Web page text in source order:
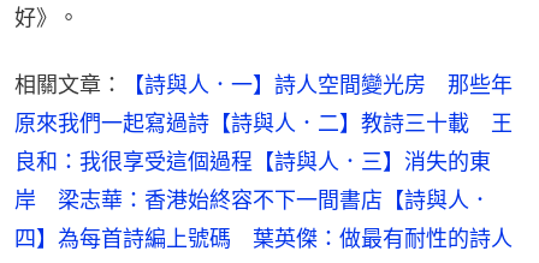
好》。
相關文章：
【詩與人．一】詩人空間變光房　那些年
原來我們一起寫過詩 【詩與人．二】教詩三十載　王
良和：我很享受這個過程 【詩與人．三】消失的東
岸　梁志華：香港始終容不下一間書店 【詩與人．
四】為每首詩編上號碼　葉英傑：做最有耐性的詩人